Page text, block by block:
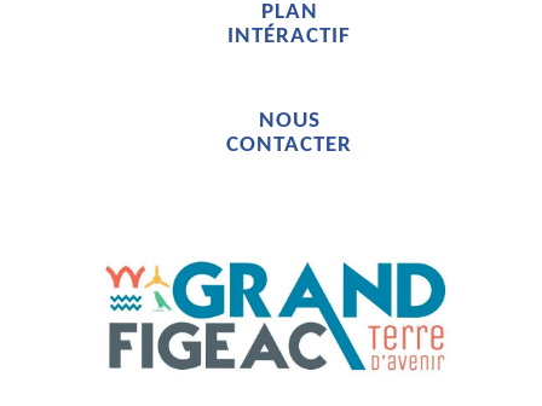
PLAN
INTÉRACTIF
NOUS
CONTACTER